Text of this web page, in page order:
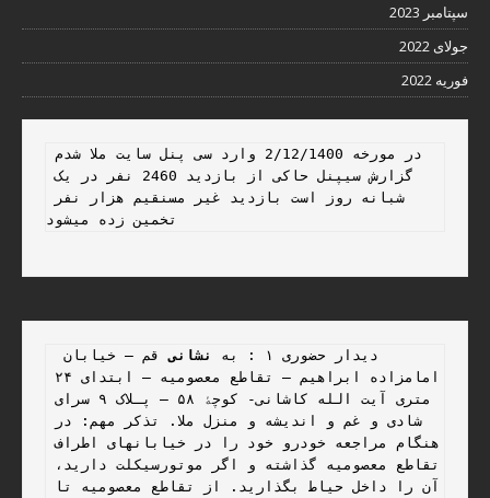
سپتامبر 2023
جولای 2022
فوریه 2022
گزارش سیپنل حاکی از بازدید 2460 نفر در یک
دیدار حضوری ۱ : به نشانی
هنگام مراجعه خودرو خود را در خیابانهای اطراف